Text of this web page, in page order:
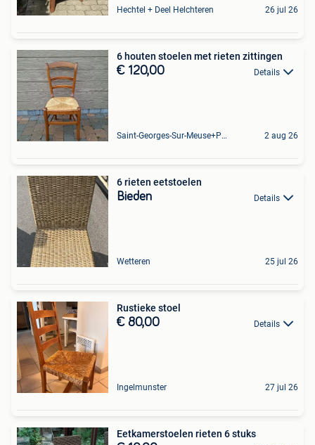
Hechtel + Deel Helchteren 26 jul 26
6 houten stoelen met rieten zittingen
€ 120,00 Details
Saint-Georges-Sur-Meuse+Partie De Hermalle-Sous-Huy 2 aug 26
6 rieten eetstoelen
Bieden Details
Wetteren 25 jul 26
Rustieke stoel
€ 80,00 Details
Ingelmunster 27 jul 26
Eetkamerstoelen rieten 6 stuks